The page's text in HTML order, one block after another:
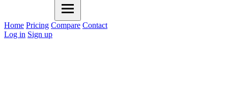
Home Pricing Compare Contact
Log in Sign up